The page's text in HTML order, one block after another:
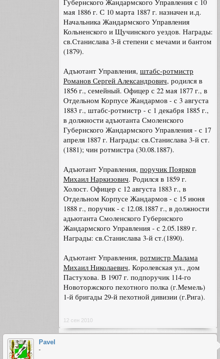
Губернского Жандармского Управления с 10
мая 1886 г. С 10 марта 1887 г. назначен и.д.
Начальника Жандармского Управления
Кольненского и Щучинского уездов. Награды:
св.Станислава 3-й степени с мечами и бантом
(1879).
Адъютант Управления, штабс-ротмистр
Романов Сергей Александрович, родился в
1856 г., семейный. Офицер с 22 мая 1877 г., в
Отдельном Корпусе Жандармов - с 3 августа
1883 г., штабс-ротмистр - с 1 декабря 1885 г.,
в должности адъютанта Смоленского
Губернского Жандармского Управления - с 17
апреля 1887 г. Награды: св.Станислава 3-й ст.
(1881); чин ротмистра (30.08.1887).
Адъютант Управления, поручик Поярков
Михаил Наркизович. Родился в 1859 г.
Холост. Офицер с 12 августа 1883 г., в
Отдельном Корпусе Жандармов - с 15 июня
1888 г., поручик - с 12.08.1887 г., в должности
адьютанта Смоленского Губернского
Жандармского Управления - с 2.05.1889 г.
Награды: св.Станислава 3-й ст.(1890).
Адъютант Управления, ротмистр Малама
Михаил Николаевич, Королевская ул., дом
Пастухова. В 1907 г. подпоручик 114-го
Новоторжского пехотного полка (г.Мемель)
1-й бригады 29-й пехотной дивизии (г.Рига).
12 сен 2010
Pavel
-